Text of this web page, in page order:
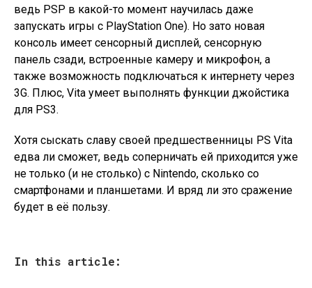
ведь PSP в какой-то момент научилась даже
запускать игры с PlayStation One). Но зато новая
консоль имеет сенсорный дисплей, сенсорную
панель сзади, встроенные камеру и микрофон, а
также возможность подключаться к интернету через
3G. Плюс, Vita умеет выполнять функции джойстика
для PS3.
Хотя сыскать славу своей предшественницы PS Vita
едва ли сможет, ведь соперничать ей приходится уже
не только (и не столько) с Nintendo, сколько со
смартфонами и планшетами. И вряд ли это сражение
будет в её пользу.
In this article: